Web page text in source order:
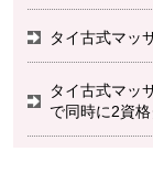
タイ古式マッ
タイ古式マッ
で同時に2資